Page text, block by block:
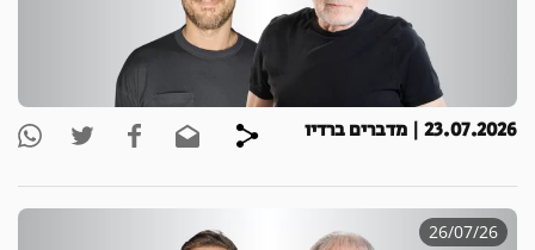
23.07.2026 | מדברים ברדיו
26/07/26